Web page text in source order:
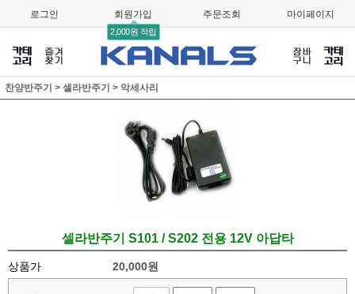
로그인 회원가입
2,000원 적립
주문조회 마이페이지
찬양반주기 > 셀라반주기 > 악세사리
셀라반주기 S101 / S202 전용 12V 아답타
상품가 20,000원